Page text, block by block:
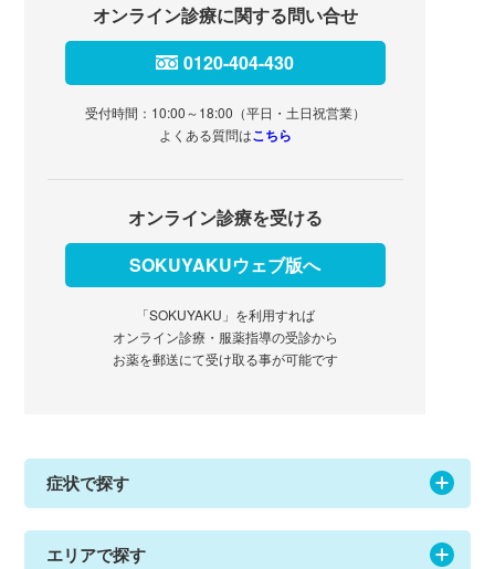
オンライン診療に関する問い合せ
0120-404-430
受付時間：10:00～18:00（平日・土日祝営業）
よくある質問はこちら
オンライン診療を受ける
SOKUYAKUウェブ版へ
「SOKUYAKU」を利用すれば
オンライン診療・服薬指導の受診から
お薬を郵送にて受け取る事が可能です
症状で探す
エリアで探す